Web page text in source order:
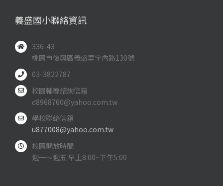
義盛國小聯絡資訊
336-43
桃園市復興區義盛里宇內路130號
03-3822787
校園輔導諮詢信箱
d8968760@yahoo.com.tw
學校聯絡信箱
u877008@yahoo.com.tw
校園開放時間
週一～週五 早上8:00~下午5:00